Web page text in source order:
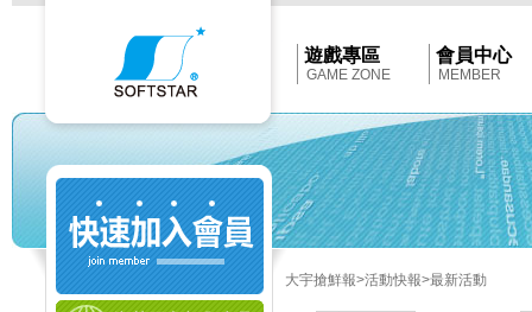
Softstar
遊戲專區
GAME ZONE
會員中心
MEMBER
大宇搶鮮報>活動快報>最新活動